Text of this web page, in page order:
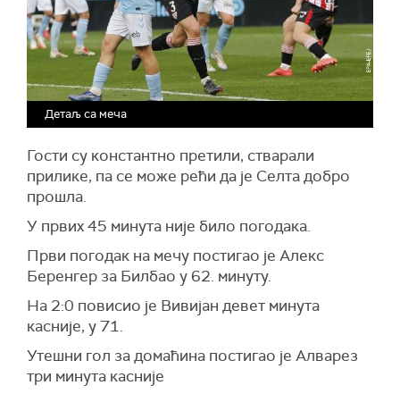
Детаљ са меча
Гости су константно претили, стварали
прилике, па се може рећи да је Селта добро
прошла.
У првих 45 минута није било погодака.
Први погодак на мечу постигао је Алекс
Беренгер за Билбао у 62. минуту.
На 2:0 повисио је Вивијан девет минута
касније, у 71.
Утешни гол за домаћина постигао је Алварез
три минута касније